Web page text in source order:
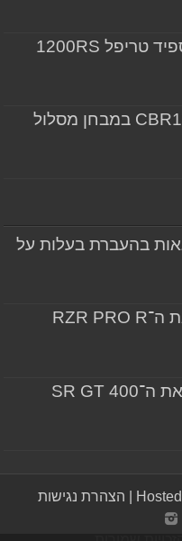
טריומף חושפת ספיד טריפל 1200RS
בהעברת בעלות על
פולריס חושפת את ה־RZR PRO R
אפריליה משיקה את ה־SR GT 400
הצהרת נגישות